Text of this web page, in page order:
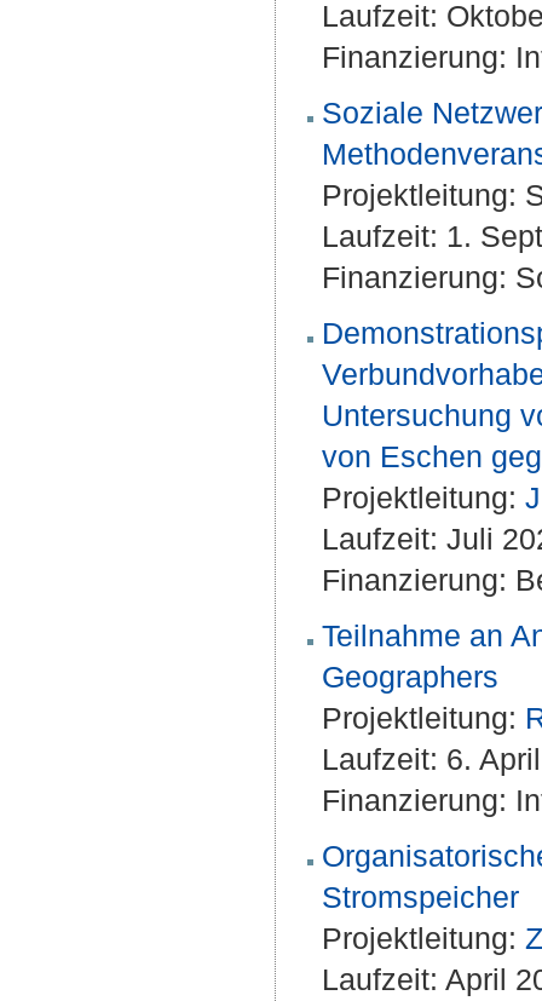
Laufzeit:
Finanzierung:
Soziale
Projektleitung:
Laufzeit: 1.
Finanzierung:
Untersuchung
von Eschen
Projektleitung:
Laufzeit: Juli
Finanzierung:
Teilnahme an
Geographers
Projektleitung:
Laufzeit: 6.
Finanzierung:
Stromspeicher
Projektleitung:
Laufzeit: April